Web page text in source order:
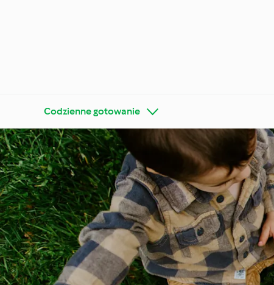
Codzienne gotowanie
Poznaj platformę
Cookidoo®
Diety i trendy kulinarne